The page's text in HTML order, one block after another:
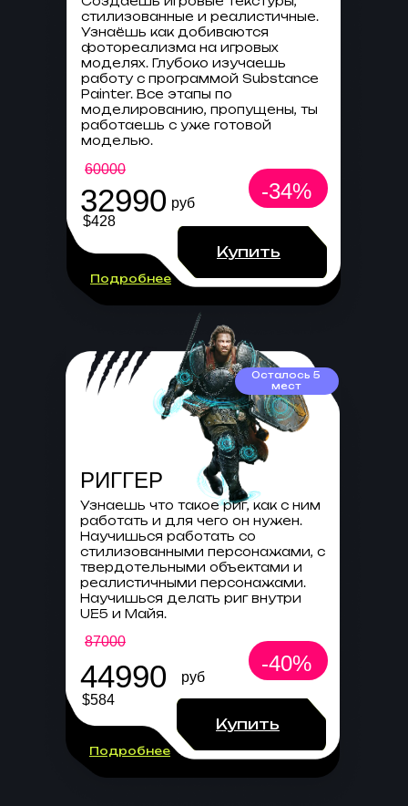
Осталось 5
мест
Подробнее
Купить
Узнаешь что такое риг, как с ним
работать и для чего он нужен.
Научишься работать со
стилизованными персонажами, с
твердотельными объектами и
реалистичными персонажами.
Научишься делать риг внутри
UE5 и Майя.
РИГГЕР
44990
руб
$584
Подробнее
Купить
стилизованные и реалистичные.
Узнаёшь как добиваются
фотореализма на игровых
моделях. Глубоко изучаешь
работу с программой Substance
Painter. Все этапы по
моделированию, пропущены, ты
работаешь с уже готовой
моделью.
32990 руб
$428
-34%
60000
-40%
87000